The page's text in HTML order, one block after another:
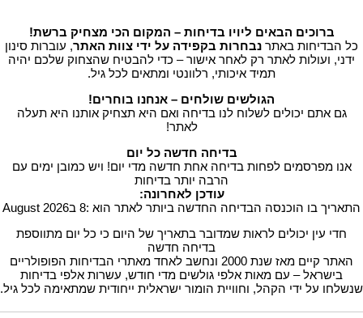
ברוכים הבאים ליויו בדיחות – המקום הכי מצחיק ברשת!
כל הבדיחות באתר נבחרות בקפידה על ידי צוות האתר, עוברות סינון
ידני, ועולות לאתר רק לאחר אישור – כדי להבטיח שהצחוק שלכם יהיה
תמיד איכותי, רלוונטי ומתאים לכל גיל.
הגולשים שולחים – אנחנו בוחרים!
גם אתם יכולים לשלוח לנו בדיחה ואם היא תצחיק אותנו היא תעלה
לאתר!
בדיחה חדשה כל יום
אנו מפרסמים לפחות בדיחה אחת חדשה מדי יום! ויש כמובן ימים עם
הרבה יותר בדיחות
עודכן לאחרונה:
התאריך בו הוכנסה הבדיחה החדשה ביותר לאתר הוא :8 בAugust 2026
חדי עין יכולים לראות שמדובר בתאריך של היום כי כל יום מתווספת
בדיחה חדשה
האתר קיים מאז שנת 2000 ונחשב לאחד מאתרי הבדיחות הפופולריים
בישראל – עם מאות אלפי גולשים מדי חודש, עשרות אלפי בדיחות
שנשלחו על ידי הקהל, וחוויית הומור ישראלית ייחודית שמתאימה לכל גיל.